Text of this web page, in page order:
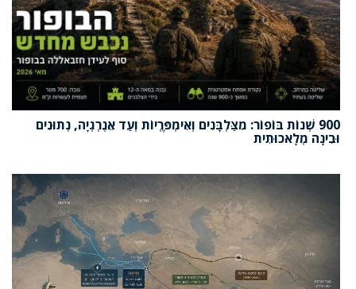
900 שְׁנוֹת בּוֹפוֹר: מִצַּלְבָּנִים וְאִימְפֶּרְיוֹת וְעַד אֵנֶרְגְיָה, נְתוּנִים
וּבִינָה מְלָאכוּתִית